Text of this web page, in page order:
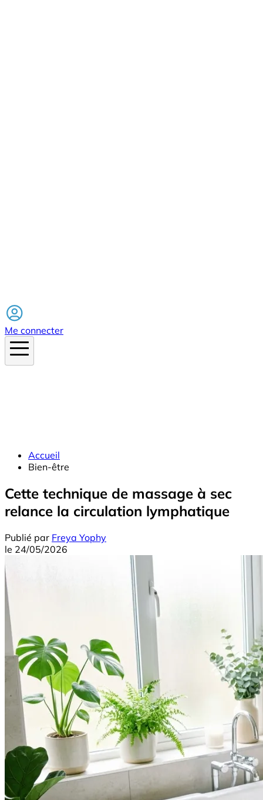
Me connecter
Accueil
Bien-être
Cette technique de massage à sec
relance la circulation lymphatique
Publié par Freya Yophy
le 24/05/2026